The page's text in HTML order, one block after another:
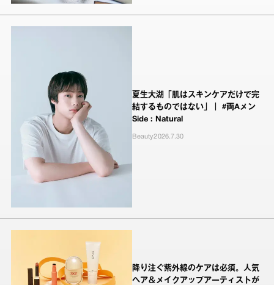
夏生大湖「肌はスキンケアだけで完
結するものではない」｜ #両Aメン
Side : Natural
Beauty2026.7.30
降り注ぐ紫外線のケアは必須。人気
ヘア＆メイクアップアーティストが